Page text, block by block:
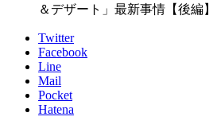
＆デザート」最新事情【後編】
Twitter
Facebook
Line
Mail
Pocket
Hatena